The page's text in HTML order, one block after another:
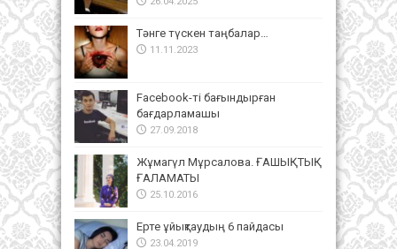
Тәнге түскен таңбалар…
11.11.2023
Facebook-ті бағындырған
бағдарламашы
27.09.2018
Жұмагүл Мұрсалова. ҒАШЫҚТЫҚ
ҒАЛАМАТЫ
25.10.2016
Ерте ұйықтаудың 6 пайдасы
23.04.2019